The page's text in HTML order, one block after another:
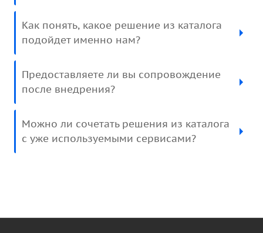
Как понять, какое решение из каталога
подойдет именно нам?
Предоставляете ли вы сопровождение
после внедрения?
Можно ли сочетать решения из каталога
с уже используемыми сервисами?